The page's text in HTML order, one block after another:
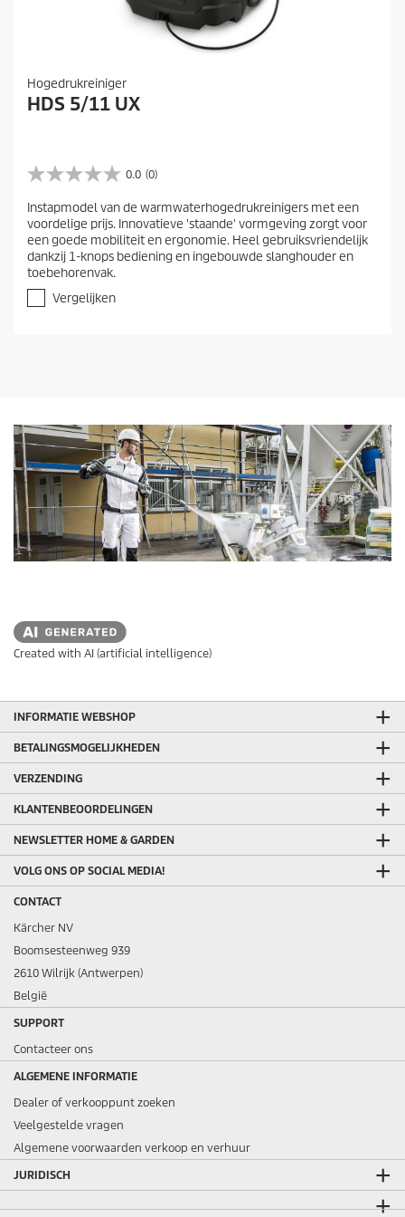
Hogedrukreiniger
HDS 5/11 UX
0.0 (0)
0
0
v
a
n
d
5
n
.
Instapmodel van de warmwaterhogedrukreinigers met een
voordelige prijs. Innovatieve 'staande' vormgeving zorgt voor
een goede mobiliteit en ergonomie. Heel gebruiksvriendelijk
dankzij 1-knops bediening en ingebouwde slanghouder en
toebehorenvak.
Vergelijken
Created with AI (artificial intelligence)
INFORMATIE WEBSHOP
BETALINGSMOGELIJKHEDEN
VERZENDING
KLANTENBEOORDELINGEN
NEWSLETTER HOME & GARDEN
VOLG ONS OP SOCIAL MEDIA!
CONTACT
Kärcher NV
Boomsesteenweg 939
2610 Wilrijk (Antwerpen)
België
SUPPORT
Contacteer ons
ALGEMENE INFORMATIE
Dealer of verkooppunt zoeken
Veelgestelde vragen
Algemene voorwaarden verkoop en verhuur
JURIDISCH